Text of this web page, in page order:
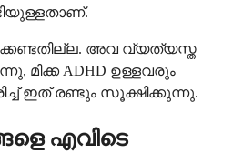
അവ വ്യത്യസ്ത
മിക്ക ADHD ഉള്ളവരും
ഇത് രണ്ടും സൂക്ഷിക്കുന്നു.
എവിടെ